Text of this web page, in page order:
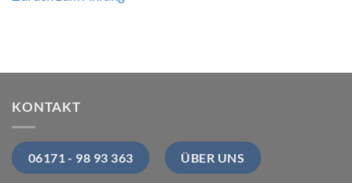
KONTAKT
06171 - 98 93 363 ÜBER UNS